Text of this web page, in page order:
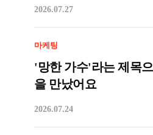
2026.07.27
마케팅
'망한 가수'라는 제목
을 만났어요
2026.07.24